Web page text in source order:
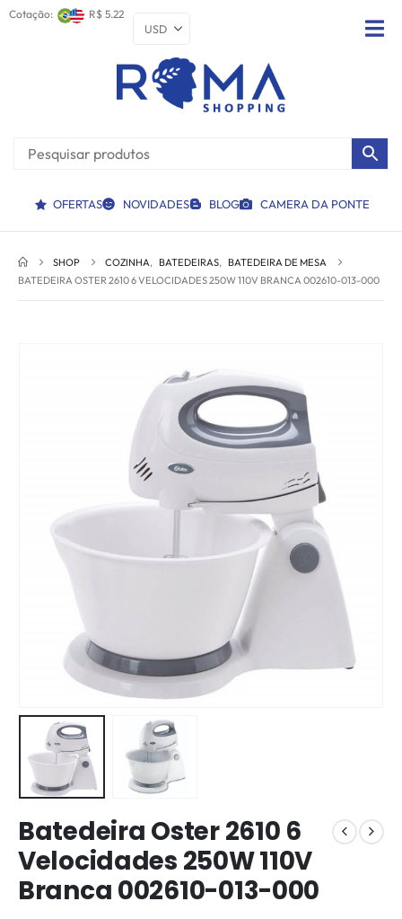
Cotação: R$ 5.22
OFERTAS NOVIDADES BLOG CAMERA DA PONTE
SHOP COZINHA, BATEDEIRAS, BATEDEIRA DE MESA
BATEDEIRA OSTER 2610 6 VELOCIDADES 250W 110V BRANCA 002610-013-000
Batedeira Oster 2610 6
Velocidades 250W 110V
Branca 002610-013-000